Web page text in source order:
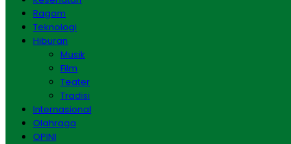
Ragam
Teknologi
Hiburan
Musik
Film
Teater
Tradisi
Internasional
Olahraga
OPINI